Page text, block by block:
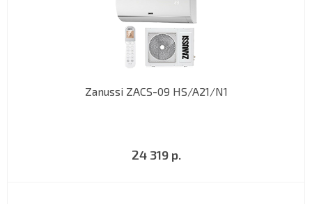
Zanussi ZACS-09 HS/A21/N1
24 319 р.